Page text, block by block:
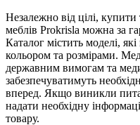
Незалежно від цілі,
меблів Prokrisla можна за
Каталог містить моделі,
кольором та розмірами.
державним вимогам та
забезпечуватимуть
вперед. Якщо виникли
надати необхідну
товару.